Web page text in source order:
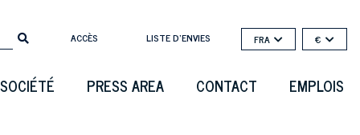
ACCÈS LISTE D'ENVIES FRA €
SOCIÉTÉ PRESS AREA CONTACT EMPLOIS